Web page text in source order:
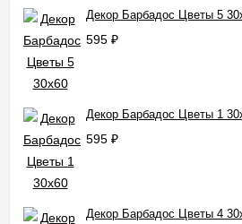
Декор Барбадос Цветы 5
595 ₽
Декор Барбадос Цветы 1
595 ₽
Декор Барбадос Цветы 4